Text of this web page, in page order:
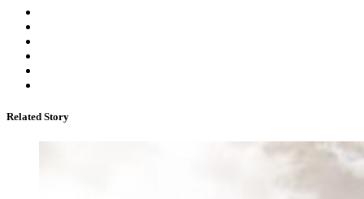
Related Story